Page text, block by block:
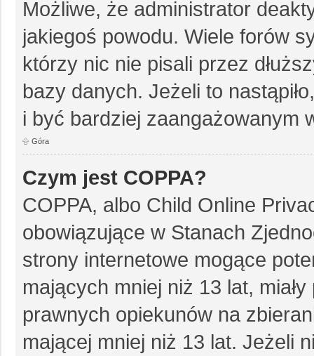
Możliwe, że administrator
jakiegoś powodu. Wiele forów
którzy nic nie pisali przez
bazy danych. Jeżeli to
i być bardziej zaangażowanym
Góra
Czym jest COPPA?
COPPA, albo Child Online
obowiązujące w Stanach
strony internetowe mogące
mających mniej niż 13 lat,
prawnych opiekunów na
mającej mniej niż 13 lat. Jeżeli